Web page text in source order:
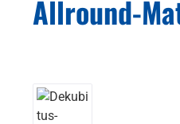
Allround-
Bildergalerie überspringen